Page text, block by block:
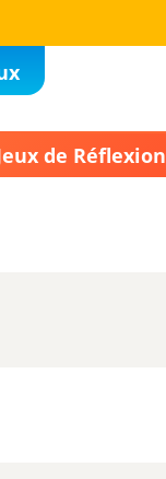
de Réflexion